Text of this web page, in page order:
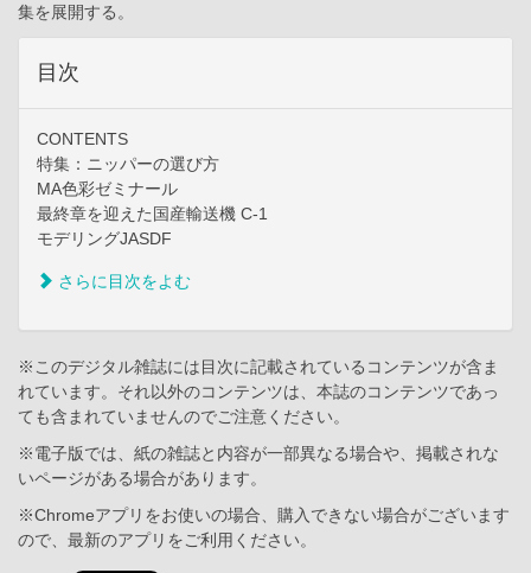
集を展開する。
目次
CONTENTS
特集：ニッパーの選び方
MA色彩ゼミナール
最終章を迎えた国産輸送機 C-1
モデリングJASDF
さらに目次をよむ
※このデジタル雑誌には目次に記載されているコンテンツが含ま
れています。それ以外のコンテンツは、本誌のコンテンツであっ
ても含まれていませんのでご注意ください。
※電子版では、紙の雑誌と内容が一部異なる場合や、掲載されな
いページがある場合があります。
※Chromeアプリをお使いの場合、購入できない場合がございます
ので、最新のアプリをご利用ください。